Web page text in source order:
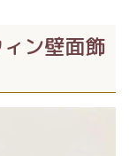
ン壁面飾